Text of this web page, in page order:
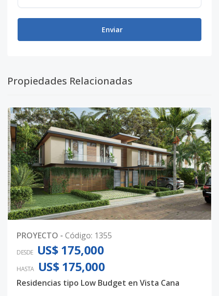
Enviar
Propiedades Relacionadas
PROYECTO - Código: 1355
DESDE US$ 175,000
HASTA US$ 175,000
Residencias tipo Low Budget en Vista Cana